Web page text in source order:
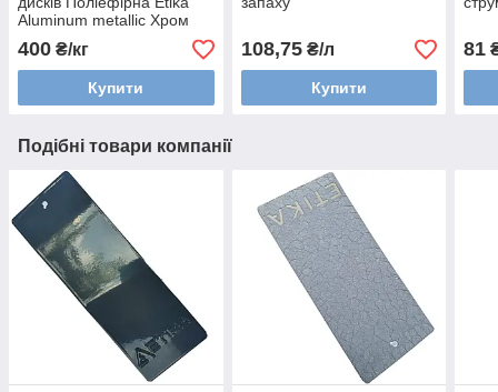
Aluminum metallic Хром
400 ₴/кг
Купити
108,75₴/л
Купити
81
Подібні товари компанії